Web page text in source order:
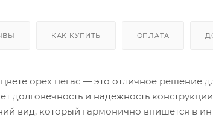
КАК КУПИТЬ ОПЛАТА
орех пегас — это отличное решение
долговечность и надёжность
вид, который гармонично впишется в